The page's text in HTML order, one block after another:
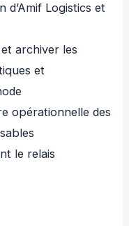
d’Amif Logistics et
archiver les
et
opérationnelle des
le relais